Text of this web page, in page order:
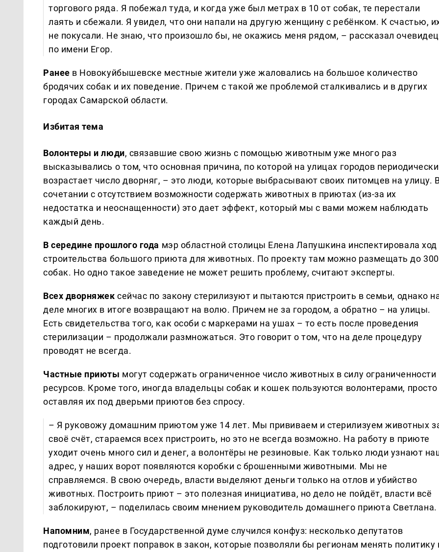
торгового ряда. Я побежал туда, и когда уже был метрах в 10 от собак, те перестали
лаять и сбежали. Я увидел, что они напали на другую женщину с ребёнком. К счастью,
не покусали. Не знаю, что произошло бы, не окажись меня рядом, – рассказал очевидец
по имени Егор.
Ранее в Новокуйбышевске местные жители уже жаловались на большое количество
бродячих собак и их поведение. Причем с такой же проблемой сталкивались и в других
городах Самарской области.
Избитая тема
Волонтеры и люди, связавшие свою жизнь с помощью животным уже много раз
высказывались о том, что основная причина, по которой на улицах городов периодически
возрастает число дворняг, – это люди, которые выбрасывают своих питомцев на улицу.
сочетании с отсутствием возможности содержать животных в приютах (из-за их
недостатка и неоснащенности) это дает эффект, который мы с вами можем наблюдать
каждый день.
В середине прошлого года мэр областной столицы Елена Лапушкина инспектировала ход
строительства большого приюта для животных. По проекту там можно размещать до 300
собак. Но одно такое заведение не может решить проблему, считают эксперты.
Всех дворняжексейчас по закону стерилизуют и пытаются пристроить в семьи, однако
деле многих в итоге возвращают на волю. Причем не за городом, а обратно – на улицы.
Есть свидетельства того, как особи с маркерами на ушах – то есть после проведения
стерилизации – продолжали размножаться. Это говорит о том, что на деле процедуру
проводят не всегда.
Частные приюты могут содержать ограниченное число животных в силу ограниченности
ресурсов. Кроме того, иногда владельцы собак и кошек пользуются волонтерами, просто
оставляя их под дверьми приютов без спросу.
– Я руковожу домашним приютом уже 14 лет. Мы прививаем и стерилизуем животных
своё счёт, стараемся всех пристроить, но это не всегда возможно. На работу в приюте
уходит очень много сил и денег, а волонтёры не резиновые. Как только люди узнают
адрес, у наших ворот появляются коробки с брошенными животными. Мы не
справляемся. В свою очередь, власти выделяют деньги только на отлов и убийство
животных. Построить приют – это полезная инициатива, но дело не пойдёт, власти всё
заблокируют, – поделилась своим мнением руководитель домашнего приюта Светлана.
Напомним, ранее в Государственной думе случился конфуз: несколько депутатов
подготовили проект поправок в закон, которые позволяли бы регионам менять политику